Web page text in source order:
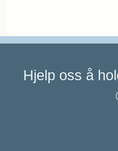
Hjelp oss å